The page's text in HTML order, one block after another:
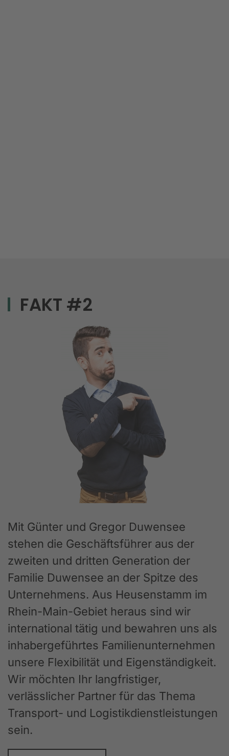
FAKT #2
Mit Günter und Gregor Duwensee
stehen die Geschäftsführer aus der
zweiten und dritten Generation der
Familie Duwensee an der Spitze des
Unternehmens. Aus Heusenstamm im
Rhein-Main-Gebiet heraus sind wir
international tätig und bewahren uns als
inhabergeführtes Familienunternehmen
unsere Flexibilität und Eigenständigkeit.
Wir möchten Ihr langfristiger,
verlässlicher Partner für das Thema
Transport- und Logistikdienstleistungen
sein.